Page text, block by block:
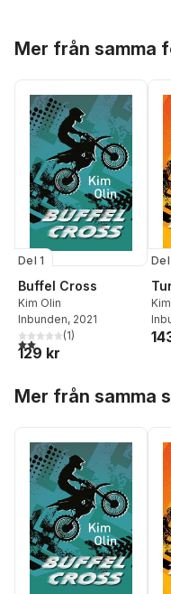
Mer från samma
Del 1
Buffel Cross
Kim Olin
Inbunden, 2021
2,0utav 5 stjärnor. Totalt antal
(1)
129 kr
Mer från samma